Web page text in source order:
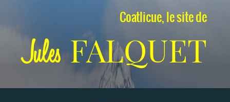
Coatlicue, le site de
Jules FALQUET